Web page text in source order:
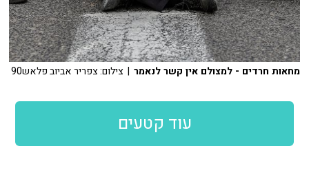
מחאות חרדים - למצולם אין קשר לנאמר | צילום: צפריר אביוב פלאש90
עוד קטעים